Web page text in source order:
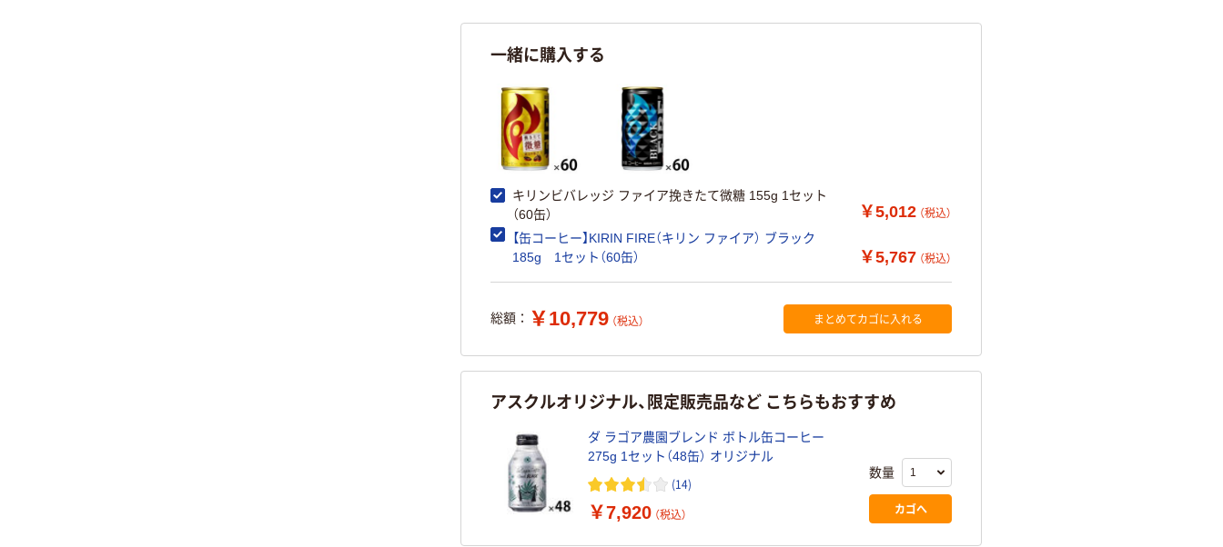
一緒に購入する
キリンビバレッジ ファイア挽きたて微糖 155g 1セット
（60缶）
￥5,012 （税込）
【缶コーヒー】KIRIN FIRE（キリン ファイア） ブラック
185g 1セット（60缶）
￥5,767 （税込）
総額： ￥10,779 （税込） まとめてカゴに入れる
アスクルオリジナル、限定販売品など こちらもおすすめ
ダ ラゴア農園ブレンド ボトル缶コーヒー
275g 1セット（48缶） オリジナル
(14)
￥7,920 （税込）
数量
カゴへ